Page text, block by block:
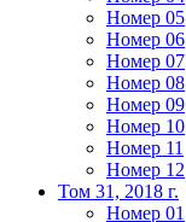
Номер 05
Номер 06
Номер 07
Номер 08
Номер 09
Номер 10
Номер 11
Номер 12
Том 31, 2018 г.
Номер 01